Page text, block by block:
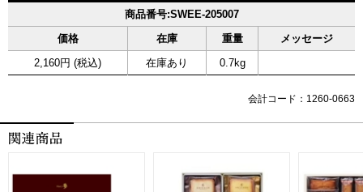
商品番号:SWEE-205007
価格
在庫 重量
メッセージ
2,160円 (税込)
在庫あり 0.7kg
会計コード：1260-0663